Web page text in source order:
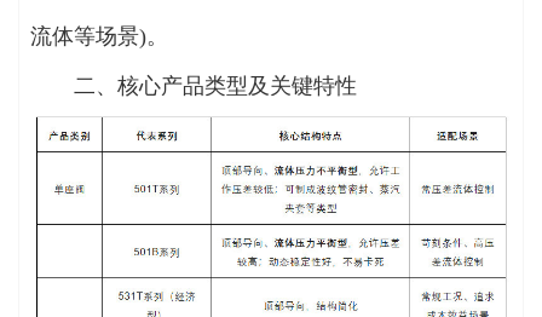
流体等场景)。
二、核心产品类型及关键特性